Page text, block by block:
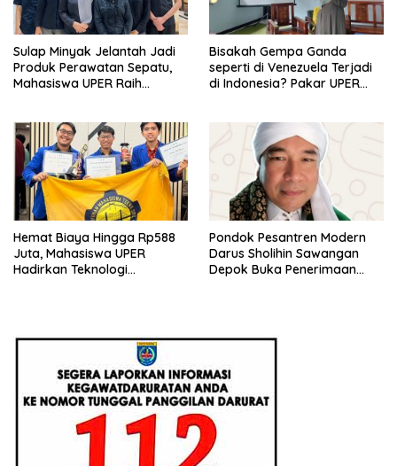
Sulap Minyak Jelantah Jadi
Produk Perawatan Sepatu,
Mahasiswa UPER Raih
Bisakah Gempa Ganda
seperti di Venezuela Terjadi
di Indonesia? Pakar UPER
Hemat Biaya Hingga Rp588
Juta, Mahasiswa UPER
Hadirkan Teknologi
Pondok Pesantren Modern
Darus Sholihin Sawangan
Depok Buka Penerimaan